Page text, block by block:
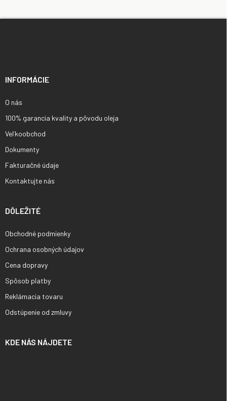
INFORMÁCIE
O nás
100% garancia kvality a pôvodu oleja
Veľkoobchod
Dokumenty
Fakturačné údaje
Kontaktujte nás
DÔLEŽITÉ
Obchodné podmienky
Ochrana osobných údajov
Cena dopravy
Spôsob platby
Reklámacia tovaru
Odstúpenie od zmluvy
KDE NÁS NÁJDETE